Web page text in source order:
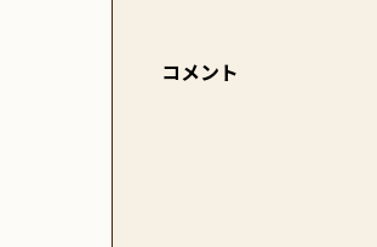
コメント